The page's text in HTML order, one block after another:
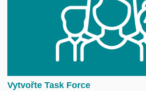
Vytvořte Task Force